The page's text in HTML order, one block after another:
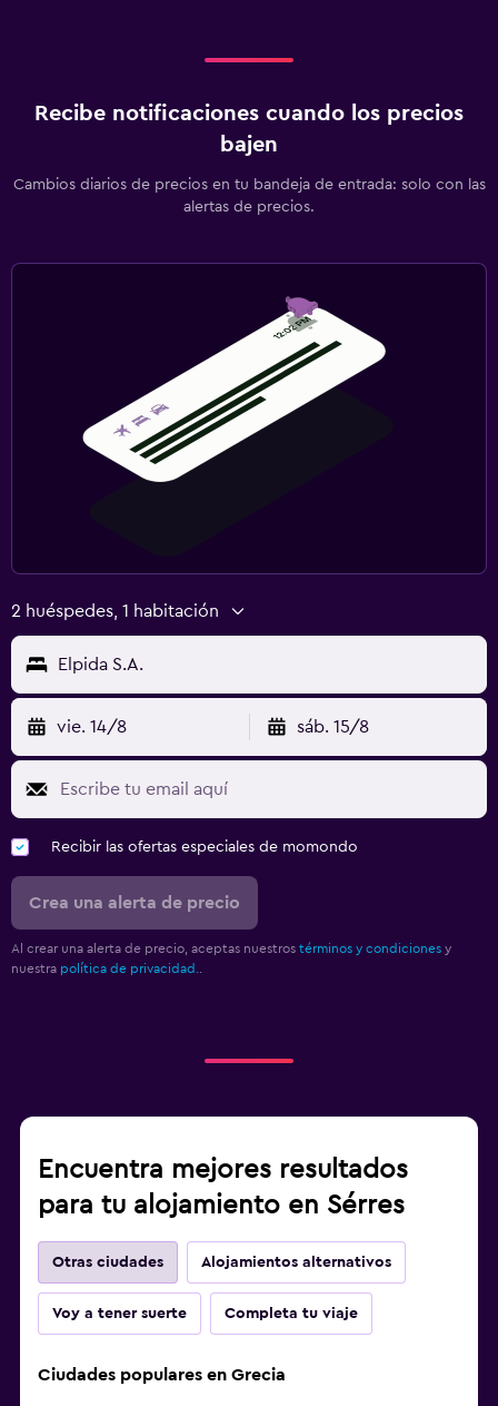
Recibe notificaciones cuando los precios
bajen
Cambios diarios de precios en tu bandeja de entrada: solo con las
alertas de precios.
2 huéspedes, 1 habitación
Elpida S.A.
vie. 14/8 sáb. 15/8
Recibir las ofertas especiales de momondo
Crea una alerta de precio
Al crear una alerta de precio, aceptas nuestros términos y condiciones y
nuestra política de privacidad.
Encuentra mejores resultados
para tu alojamiento en Sérres
Otras ciudades Alojamientos alternativos
Voy a tener suerte Completa tu viaje
Ciudades populares en Grecia